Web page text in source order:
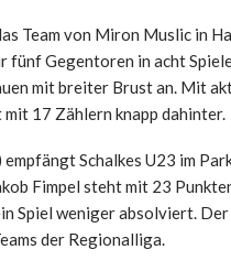
Team von Miron Muslic in
fünf Gegentoren in acht
mit breiter Brust an. Mit
17 Zählern knapp dahinter.
Schalkes U23 im
Fimpel steht mit 23
Spiel weniger absolviert.
der Regionalliga.